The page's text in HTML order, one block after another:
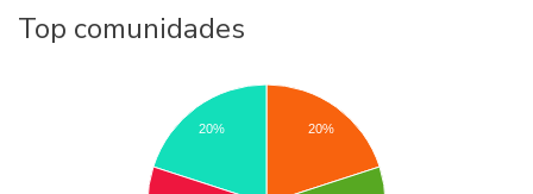
Top comunidades
20%
20%